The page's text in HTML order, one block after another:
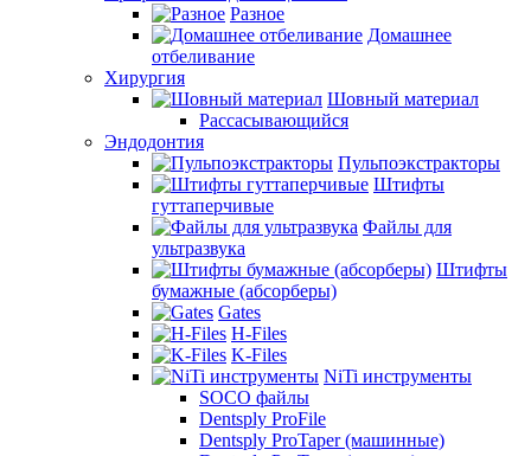
Разное
Домашнее
отбеливание
Хирургия
Шовный материал
Рассасывающийся
Эндодонтия
Пульпоэкстракторы
Штифты
гуттаперчивые
Файлы для
ультразвука
Штифты
бумажные (абсорберы)
Gates
H-Files
K-Files
NiTi инструменты
SOCO файлы
Dentsply ProFile
Dentsply ProTaper (машинные)